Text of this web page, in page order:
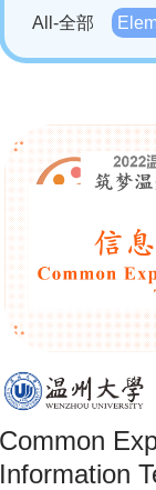
All-全部
Common
Information